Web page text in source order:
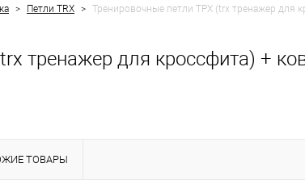
> Петли TRX > Тренировочные петли ТРХ (trx тренажер для
тренажер для кроссфита) +
ТОВАРЫ